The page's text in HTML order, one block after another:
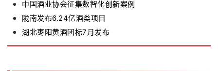
中国酒业协会征集数智化创新案例
陇南发布6.24亿酒类项目
湖北枣阳黄酒团标7月发布